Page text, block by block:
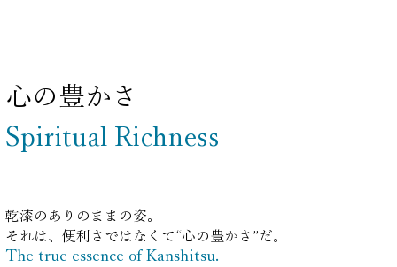
心の豊かさ
Spiritual Richness
乾漆のありのままの姿。
それは、便利さではなくて“心の豊かさ”だ。
The true essence of Kanshitsu.